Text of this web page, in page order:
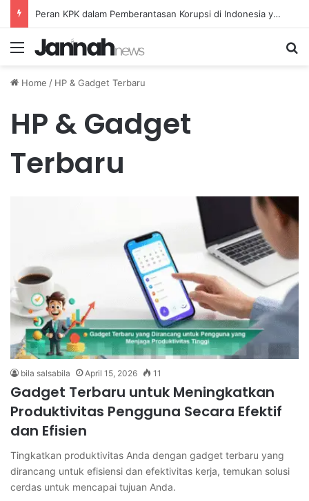
Peran KPK dalam Pemberantasan Korupsi di Indonesia yang Efektif dan Terukur
Menu
Home / HP & Gadget Terbaru
HP & Gadget
Terbaru
bila salsabila April 15, 2026 11
Gadget Terbaru untuk Meningkatkan
Produktivitas Pengguna Secara Efektif
dan Efisien
Tingkatkan produktivitas Anda dengan gadget terbaru yang
dirancang untuk efisiensi dan efektivitas kerja, temukan solusi
cerdas untuk mencapai tujuan Anda.